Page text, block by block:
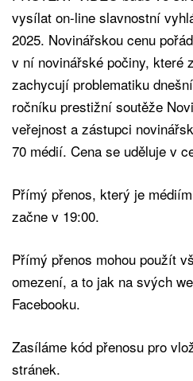
vysílat on-line slavnostní
2025. Novinářskou cenu
v ní novinářské počiny, které
zachycují problematiku
ročníku prestižní soutěže
veřejnost a zástupci
70 médií. Cena se uděluje v
Přímý přenos, který je
začne v 19:00.
Přímý přenos mohou použít
omezení, a to jak na svých
Facebooku.
Zasíláme kód přenosu pro
stránek.